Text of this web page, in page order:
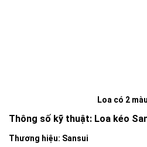
Loa có 2
Thông số kỹ thuật: Loa kéo
Thương hiệu: Sansui